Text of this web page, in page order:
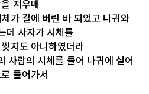
지우매
가 길에 버린 바 되었고 나귀와
데 사자가 시체를
지도 아니하였더라
사람의 시체를 들어 나귀에 실어
들어가서